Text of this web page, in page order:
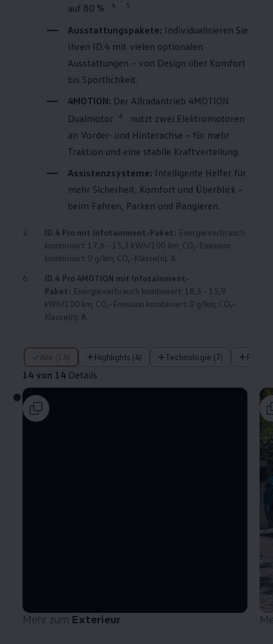
auf 80 %.
4 5
Ausstattungspakete: Individualisieren Sie
Ihren ID.4 mit vielen optionalen
Ausstattungen – von Design über Komfort
bis Sportlichkeit.
4MOTION: Der Allradantrieb 4MOTION
Dualmotor
6
nutzt zwei Elektromotoren
an Vorder- und Hinterachse – für mehr
Traktion und eine stabile Kraftverteilung.
Assistenzsysteme: Intelligente Helfer für
mehr Sicherheit, Komfort und Überblick –
beim Fahren, Parken und Rangieren.
2. ID.4 Pro mit Infotainment-Paket: Energieverbrauch
kombiniert: 17,6 - 15,3 kWh/100 km; CO₂-Emission
kombiniert: 0 g/km; CO₂-Klasse(n): A.
6.
ID.4 Pro 4MOTION mit Infotainment-
Paket: Energieverbrauch kombiniert: 18,3 - 15,9
kWh/100 km; CO₂-Emission kombiniert: 0 g/km; CO₂-
Klasse(n): A.
Alle (14) Highlights (4) Technologie (7)
14 von 14 Details
14 von 14 Details
Mehr zum Exterieur